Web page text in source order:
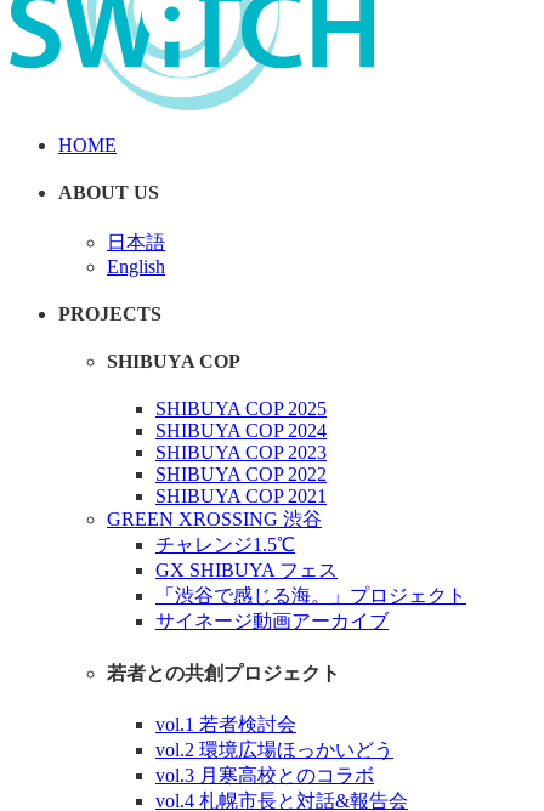
HOME
ABOUT US
日本語
English
PROJECTS
SHIBUYA COP
SHIBUYA COP 2025
SHIBUYA COP 2024
SHIBUYA COP 2023
SHIBUYA COP 2022
SHIBUYA COP 2021
GREEN XROSSING 渋谷
チャレンジ1.5℃
GX SHIBUYA フェス
「渋谷で感じる海。」プロジェクト
サイネージ動画アーカイブ
若者との共創プロジェクト
vol.1 若者検討会
vol.2 環境広場ほっかいどう
vol.3 月寒高校とのコラボ
vol.4 札幌市長と対話&報告会